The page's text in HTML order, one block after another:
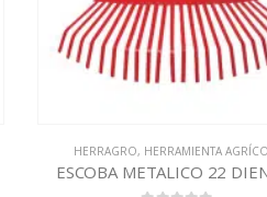
HERRAGRO, HERRAMIENTA
ESCOBA METALICO 22